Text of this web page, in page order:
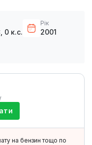
0 к.с.
Рік
2001
на бензин тощо по